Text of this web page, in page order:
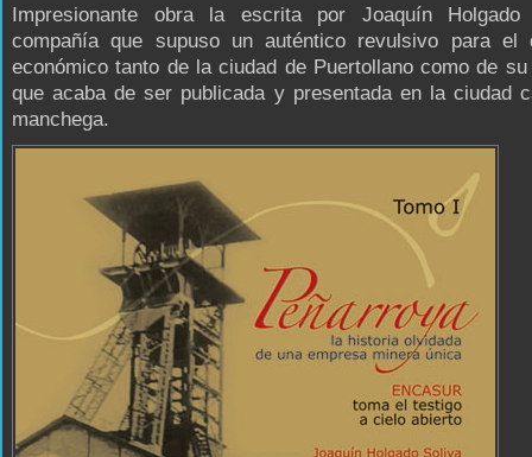
Impresionante obra la escrita por Joaquín
compañía que supuso un auténtico revulsivo para el
económico tanto de la ciudad de Puertollano como de
que acaba de ser publicada y presentada en la ciudad
manchega.